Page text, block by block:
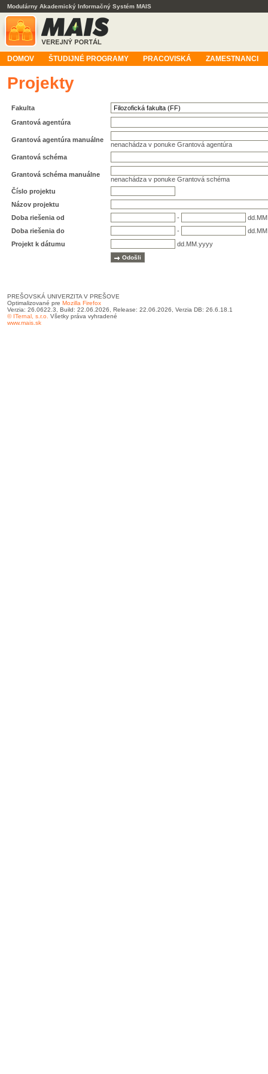
Modulárny Akademický Informačný Systém MAIS
DOMOV ŠTUDIJNÉ PROGRAMY PRACOVISKÁ ZAMESTNANCI
Projekty
Fakulta
Grantová agentúra
Grantová agentúra manuálne
nenachádza v ponuke Grantová agentúra
Grantová schéma
Grantová schéma manuálne
nenachádza v ponuke Grantová schéma
Číslo projektu
Názov projektu
Doba riešenia od
-
Doba riešenia do
-
Projekt k dátumu
dd.MM.yyyy
PREŠOVSKÁ UNIVERZITA V PREŠOVE
Optimalizované pre Mozilla Firefox
Verzia: 26.0622.3, Build: 22.06.2026, Release: 22.06.2026, Verzia DB: 26.6.18.1
© ITernal, s.r.o. Všetky práva vyhradené
www.mais.sk